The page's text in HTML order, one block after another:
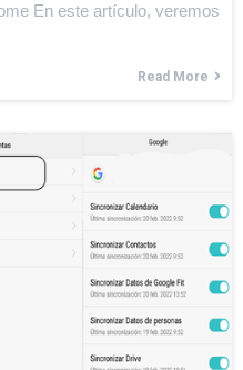
En este artículo, veremos
Read More